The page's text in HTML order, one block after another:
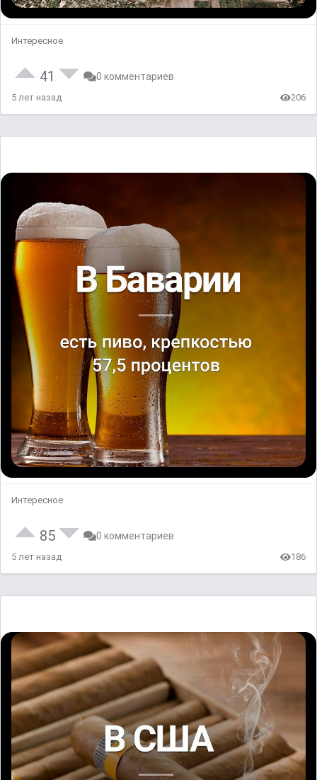
Интересное
41 0 комментариев
5 лет назад 206
Интересное
85 0 комментариев
5 лет назад 186